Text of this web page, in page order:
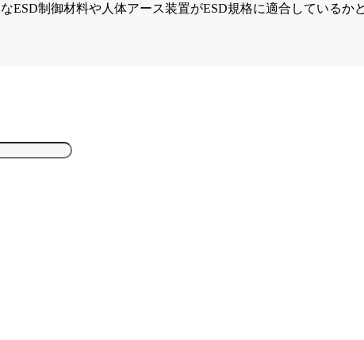
ESD制御材料や人体アース装置がESD規格に適合しているか